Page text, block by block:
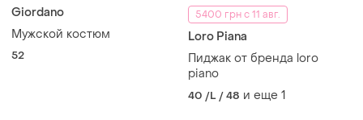
Giordano
Мужской костюм
52
5400 грн с 11 авг.
Loro Piana
Пиджак от бренда loro
piano
40 /L / 48 и еще 1